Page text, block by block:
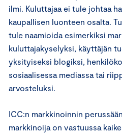
ilmi. Kuluttajaa ei tule johtaa
kaupallisen luonteen osalta.
tule naamioida esimerkiksi
kuluttajakyselyksi, käyttäjän
yksityiseksi blogiksi,
sosiaalisessa mediassa tai
arvosteluksi.
ICC:n markkinoinnin
markkinoija on vastuussa